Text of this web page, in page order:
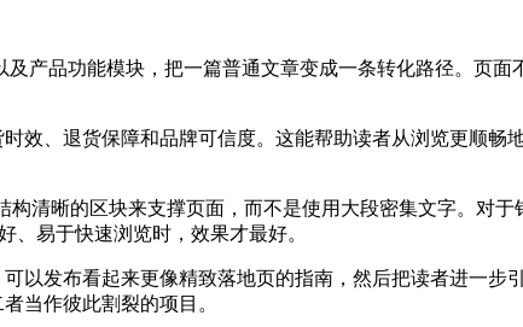
产品功能模块，把一篇普通文章变成一条转化路径。页面
、退货保障和品牌可信度。这能帮助读者从浏览更顺畅
清晰的区块来支撑页面，而不是使用大段密集文字。对
、易于快速浏览时，效果才最好。
以发布看起来更像精致落地页的指南，然后把读者进一步
当作彼此割裂的项目。